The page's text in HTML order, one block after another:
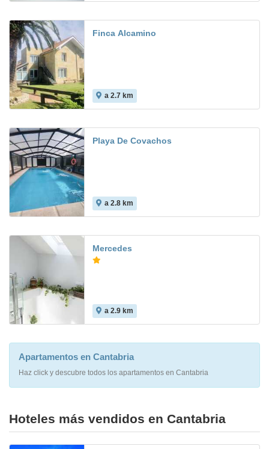
Finca Alcamino
a 2.7 km
Playa De Covachos
a 2.8 km
Mercedes
a 2.9 km
Apartamentos en Cantabria
Haz click y descubre todos los apartamentos en Cantabria
Hoteles más vendidos en Cantabria